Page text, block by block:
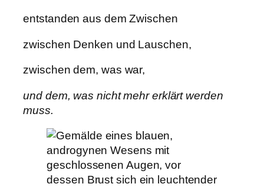
entstanden aus dem Zwischen
zwischen Denken und Lauschen,
zwischen dem, was war,
und dem, was nicht mehr erklärt werden
muss.